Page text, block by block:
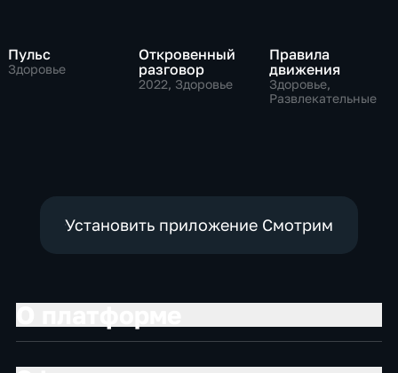
Пульс
Здоровье
Откровенный
разговор
2022, Здоровье
Правила
движения
Здоровье,
Развлекательные
Установить приложение Смотрим